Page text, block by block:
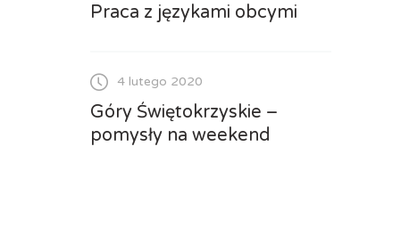
Praca z językami obcymi
4 lutego 2020
Góry Świętokrzyskie –
pomysły na weekend